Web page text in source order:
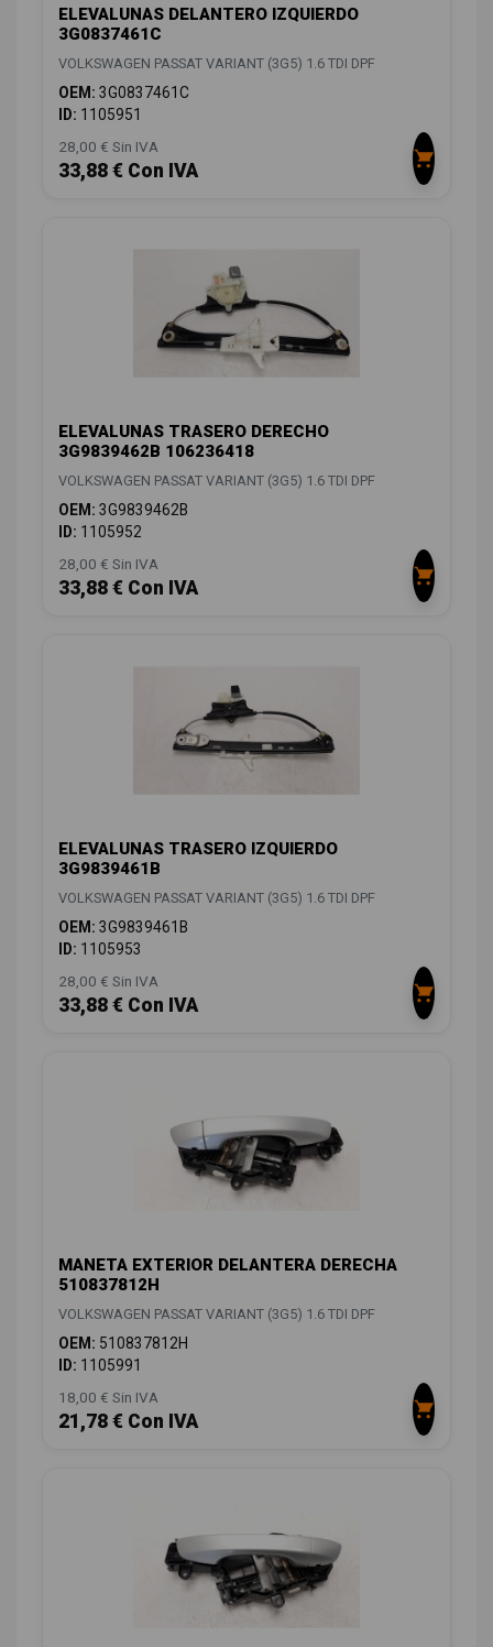
ELEVALUNAS DELANTERO IZQUIERDO
3G0837461C
VOLKSWAGEN PASSAT VARIANT (3G5) 1.6 TDI DPF
OEM: 3G0837461C
ID: 1105951
28,00 € Sin IVA
33,88 € Con IVA
ELEVALUNAS TRASERO DERECHO
3G9839462B 106236418
VOLKSWAGEN PASSAT VARIANT (3G5) 1.6 TDI DPF
OEM: 3G9839462B
ID: 1105952
28,00 € Sin IVA
33,88 € Con IVA
ELEVALUNAS TRASERO IZQUIERDO
3G9839461B
VOLKSWAGEN PASSAT VARIANT (3G5) 1.6 TDI DPF
OEM: 3G9839461B
ID: 1105953
28,00 € Sin IVA
33,88 € Con IVA
MANETA EXTERIOR DELANTERA DERECHA
510837812H
VOLKSWAGEN PASSAT VARIANT (3G5) 1.6 TDI DPF
OEM: 510837812H
ID: 1105991
18,00 € Sin IVA
21,78 € Con IVA